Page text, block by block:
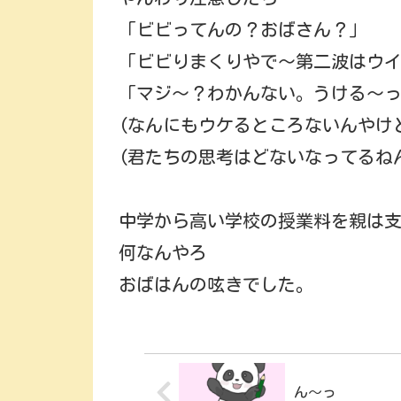
「ビビってんの？おばさん？」
「ビビりまくりやで～第二波はウ
「マジ～？わかんない。うける～っ
(なんにもウケるところないんや
(君たちの思考はどないなってるね
中学から高い学校の授業料を親は
何なんやろ
おばはんの呟きでした。
ん～っ